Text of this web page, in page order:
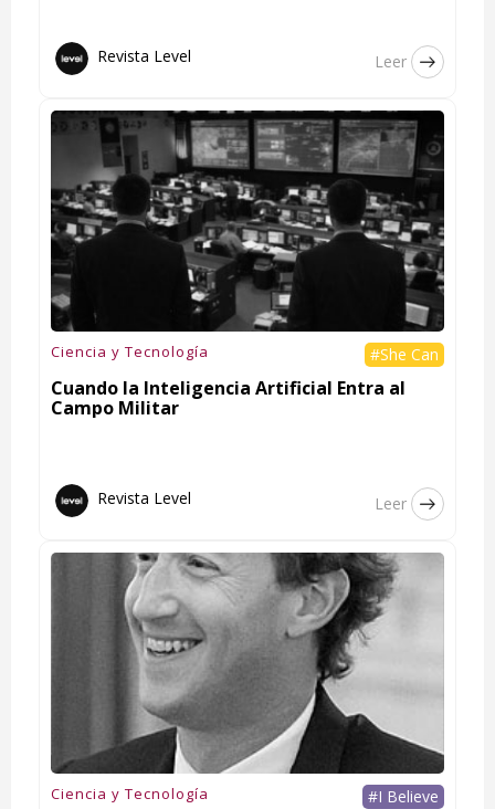
Revista Level Leer
Ciencia y Tecnología #She Can
Cuando la Inteligencia Artificial Entra al
Campo Militar
Revista Level Leer
Ciencia y Tecnología #I Believe